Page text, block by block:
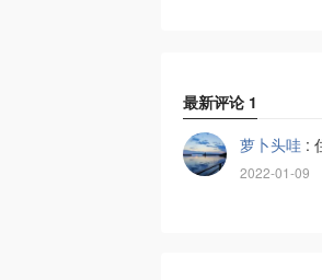
最新评论 1
萝卜头哇 :
2022-01-09